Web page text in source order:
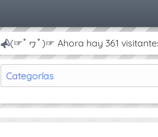
(☞ﾟヮﾟ)☞ Ahora hay 361
Categorías